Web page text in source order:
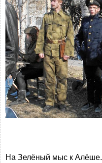
На Зелёный мыс к Алёше.